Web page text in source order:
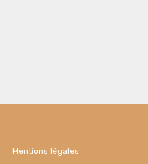
Mentions légales